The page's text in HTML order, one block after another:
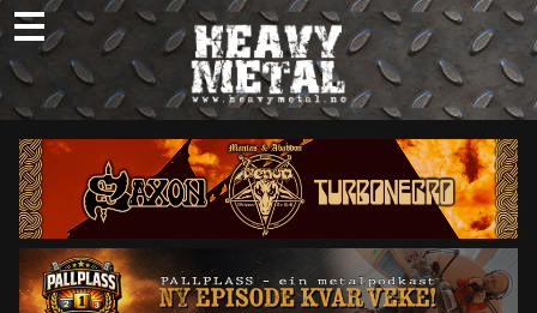
Skip
to
content
Nyheter
Omtaler
Intervjuer
Om oss